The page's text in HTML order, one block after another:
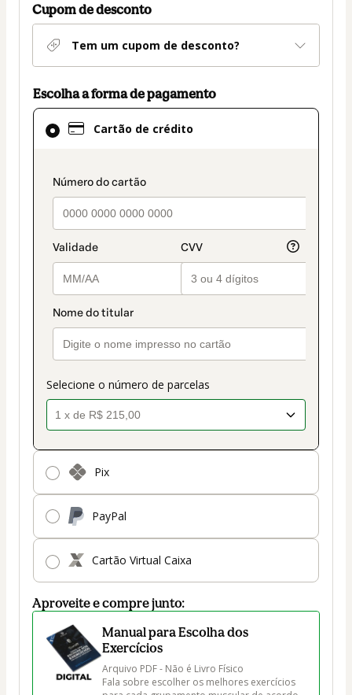
Cupom de desconto
Tem um cupom de desconto?
Escolha a forma de pagamento
Cartão de crédito
payment_data.section_title_v2
Selecione o número de parcelas
Pix
PayPal
Cartão Virtual Caixa
Cartão
de
como
método
Aproveite e compre junto:
Manual para Escolha dos
Exercícios
Arquivo PDF - Não é Livro Físico
Fala sobre escolher os melhores exercícios